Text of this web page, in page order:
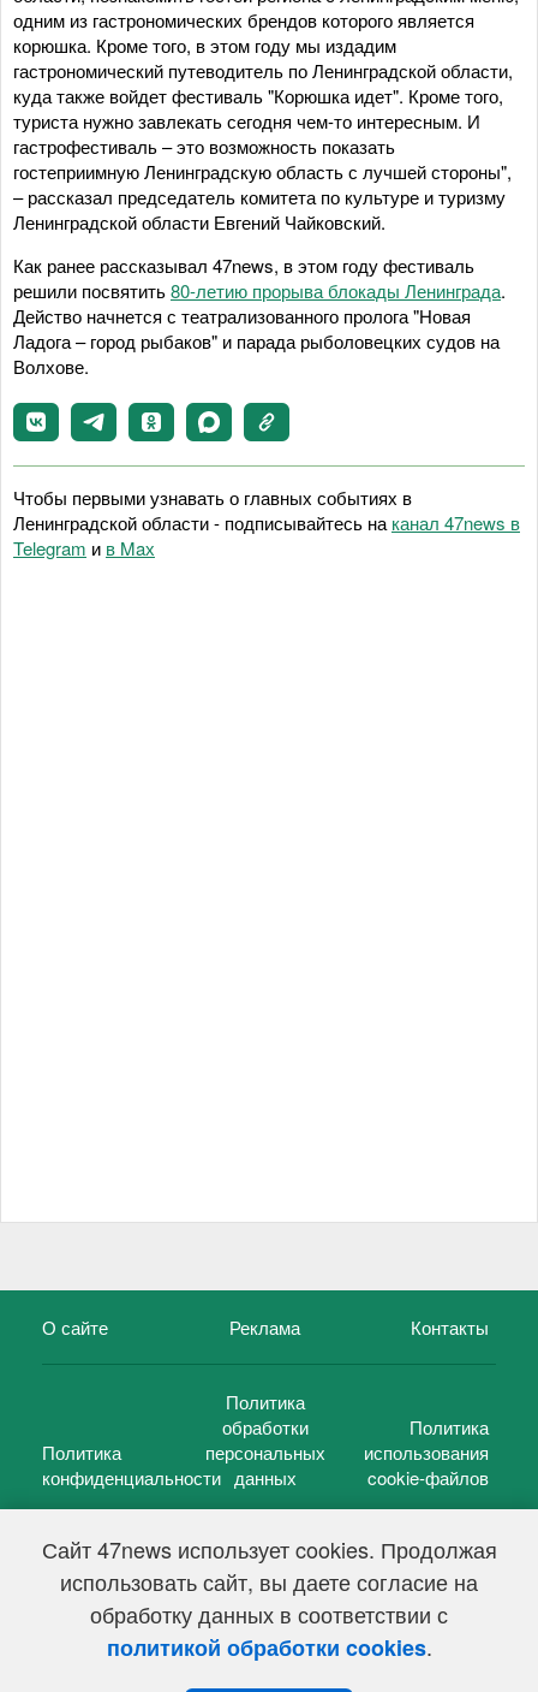
Сайт 47news использует cookies. Продолжая
использовать сайт, вы даете согласие на
обработку данных в соответствии с
политикой обработки cookies.
одним из гастрономических брендов которого является
корюшка. Кроме того, в этом году мы издадим
гастрономический путеводитель по Ленинградской области,
куда также войдет фестиваль "Корюшка идет". Кроме того,
туриста нужно завлекать сегодня чем-то интересным. И
гастрофестиваль – это возможность показать
гостеприимную Ленинградскую область с лучшей стороны",
– рассказал председатель комитета по культуре и туризму
Ленинградской области Евгений Чайковский.
Как ранее рассказывал 47news, в этом году фестиваль
решили посвятить80-летию прорыва блокады Ленинграда.
Действо начнется с театрализованного пролога "Новая
Ладога – город рыбаков" и парада рыболовецких судов на
Волхове.
Чтобы первыми узнавать о главных событиях в
Ленинградской области - подписывайтесь на канал 47news в
Telegram и в Maх
О сайте Реклама Контакты
Политика
конфиденциальности
Политика
обработки
персональных
данных
Политика
использования
cookie-файлов
47 новостей (47 news)2005 — 2026 г.
Свидетельство о регистрации СМИ Эл № ФС 77-39848, выдано
Федеральной службой по надзору в сфере связи,
информационных технологий и массовых коммуникаций